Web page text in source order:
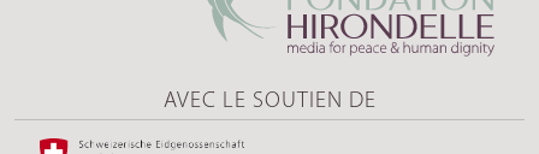
AVEC LE SOUTIEN DE